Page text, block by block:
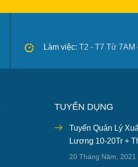
Làm việc: T2 - T7 Từ 7AM
TUYỂN DỤNG
Tuyển Quản Lý
Lương 10-20Tr +
20 Tháng Năm, 2021